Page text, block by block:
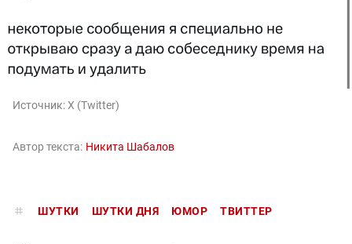
Источник:X (Twitter)
Автор текста: Никита Шабалов
ШУТКИ ШУТКИ ДНЯ ЮМОР ТВИТТЕР